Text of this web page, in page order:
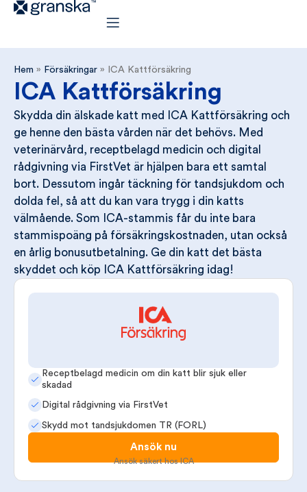
Hem » Försäkringar » ICA Kattförsäkring
ICA Kattförsäkring
Skydda din älskade katt med ICA Kattförsäkring och
ge henne den bästa vården när det behövs. Med
veterinärvård, receptbelagd medicin och digital
rådgivning via FirstVet är hjälpen bara ett samtal
bort. Dessutom ingår täckning för tandsjukdom och
dolda fel, så att du kan vara trygg i din katts
välmående. Som ICA-stammis får du inte bara
stammispoäng på försäkringskostnaden, utan också
en årlig bonusutbetalning. Ge din katt det bästa
skyddet och köp ICA Kattförsäkring idag!
Receptbelagd medicin om din katt blir sjuk eller
skadad
Digital rådgivning via FirstVet
Skydd mot tandsjukdomen TR (FORL)
Ansök nu
Ansök säkert hos ICA